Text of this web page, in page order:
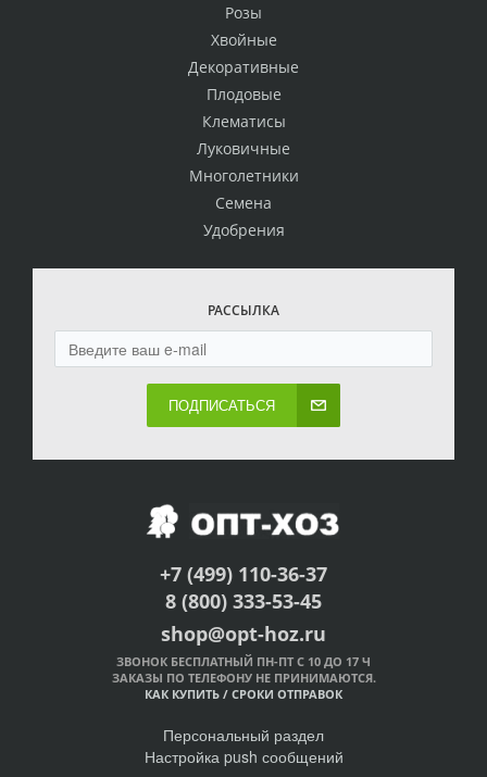
Розы
Хвойные
Декоративные
Плодовые
Клематисы
Луковичные
Многолетники
Семена
Удобрения
РАССЫЛКА
ПОДПИСАТЬСЯ
+7 (499) 110-36-37
8 (800) 333-53-45
shop@opt-hoz.ru
ЗВОНОК БЕСПЛАТНЫЙ ПН-ПТ С 10 ДО 17 Ч
ЗАКАЗЫ ПО ТЕЛЕФОНУ НЕ ПРИНИМАЮТСЯ.
КАК КУПИТЬ / СРОКИ ОТПРАВОК
Персональный раздел
Настройка push сообщений